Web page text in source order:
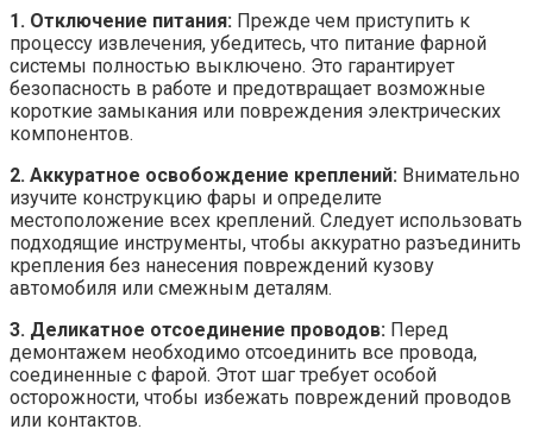
1. Отключение питания: Прежде чем приступить к
процессу извлечения, убедитесь, что питание фарной
системы полностью выключено. Это гарантирует
безопасность в работе и предотвращает возможные
короткие замыкания или повреждения электрических
компонентов.
2. Аккуратное освобождение креплений: Внимательно
изучите конструкцию фары и определите
местоположение всех креплений. Следует использовать
подходящие инструменты, чтобы аккуратно разъединить
крепления без нанесения повреждений кузову
автомобиля или смежным деталям.
3. Деликатное отсоединение проводов: Перед
демонтажем необходимо отсоединить все провода,
соединенные с фарой. Этот шаг требует особой
осторожности, чтобы избежать повреждений проводов
или контактов.